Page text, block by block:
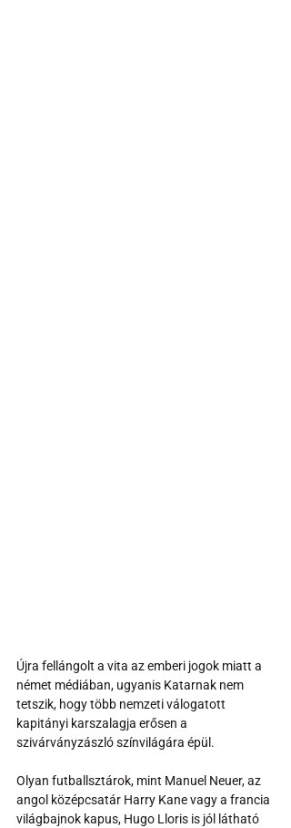
Újra fellángolt a vita az emberi jogok miatt a
német médiában, ugyanis Katarnak nem
tetszik, hogy több nemzeti válogatott
kapitányi karszalagja erősen a
szivárványzászló színvilágára épül.
Olyan futballsztárok, mint Manuel Neuer, az
angol középcsatár Harry Kane vagy a francia
világbajnok kapus, Hugo Lloris is jól látható